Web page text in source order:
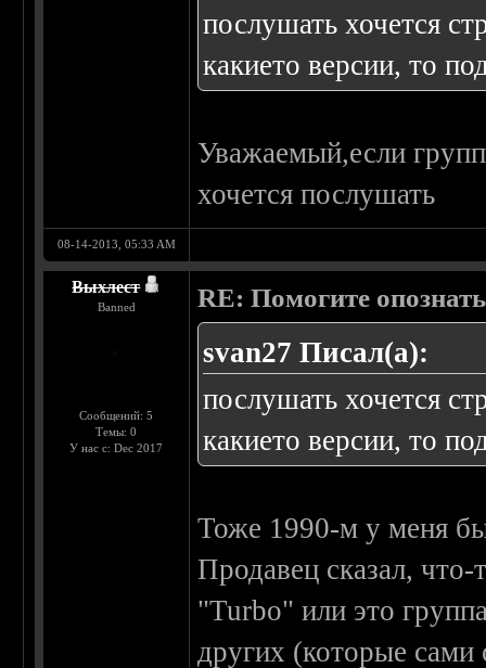
послушать хочется
какието версии, то
Уважаемый,если
хочется послушать
08-14-2013, 05:33 AM
Выхлест
Banned
Сообщений: 5
Темы: 0
У нас с: Dec 2017
RE: Помогите
svan27 Писал(а):
послушать хочется
какието версии, то
Тоже 1990-м у меня
Продавец сказал,
"Turbo" или это
других (которые сами